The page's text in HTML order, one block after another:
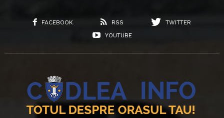
FACEBOOK RSS
TWITTER
YOUTUBE